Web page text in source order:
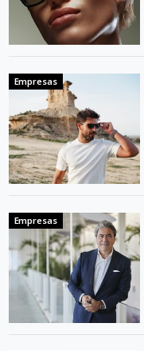
Empresas
Empresas